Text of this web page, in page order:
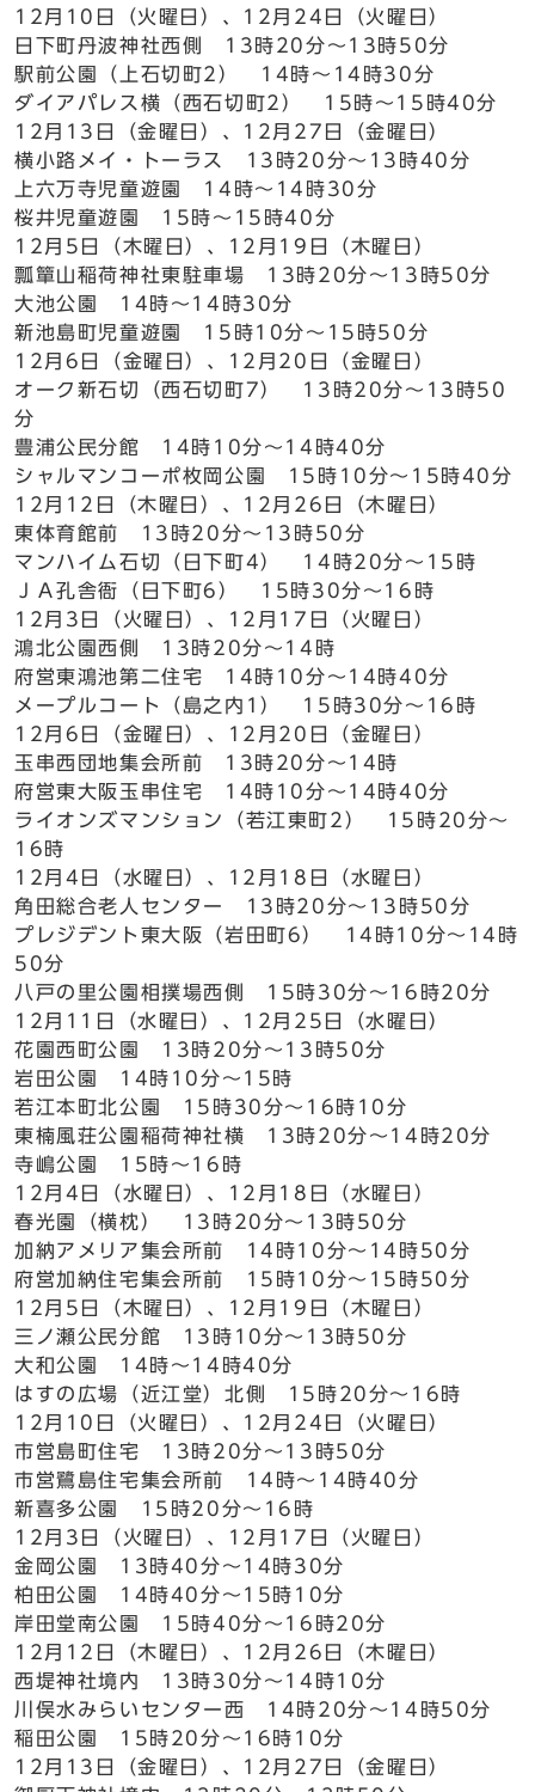
12月10日（火曜日）、12月24日（火曜日）
日下町丹波神社西側 13時20分～13時50分
駅前公園（上石切町2） 14時～14時30分
ダイアパレス横（西石切町2） 15時～15時40分
12月13日（金曜日）、12月27日（金曜日）
横小路メイ・トーラス 13時20分～13時40分
上六万寺児童遊園 14時～14時30分
桜井児童遊園 15時～15時40分
12月5日（木曜日）、12月19日（木曜日）
瓢簞山稲荷神社東駐車場 13時20分～13時50分
大池公園 14時～14時30分
新池島町児童遊園 15時10分～15時50分
12月6日（金曜日）、12月20日（金曜日）
オーク新石切（西石切町7） 13時20分～13時50
分
豊浦公民分館 14時10分～14時40分
シャルマンコーポ枚岡公園 15時10分～15時40分
12月12日（木曜日）、12月26日（木曜日）
東体育館前 13時20分～13時50分
マンハイム石切（日下町4） 14時20分～15時
ＪＡ孔舎衙（日下町6） 15時30分～16時
12月3日（火曜日）、12月17日（火曜日）
鴻北公園西側 13時20分～14時
府営東鴻池第二住宅 14時10分～14時40分
メープルコート（島之内1） 15時30分～16時
12月6日（金曜日）、12月20日（金曜日）
玉串西団地集会所前 13時20分～14時
府営東大阪玉串住宅 14時10分～14時40分
ライオンズマンション（若江東町2） 15時20分～
16時
12月4日（水曜日）、12月18日（水曜日）
角田総合老人センター 13時20分～13時50分
プレジデント東大阪（岩田町6） 14時10分～14時
50分
八戸の里公園相撲場西側 15時30分～16時20分
12月11日（水曜日）、12月25日（水曜日）
花園西町公園 13時20分～13時50分
岩田公園 14時10分～15時
若江本町北公園 15時30分～16時10分
東楠風荘公園稲荷神社横 13時20分～14時20分
寺嶋公園 15時～16時
12月4日（水曜日）、12月18日（水曜日）
春光園（横枕） 13時20分～13時50分
加納アメリア集会所前 14時10分～14時50分
府営加納住宅集会所前 15時10分～15時50分
12月5日（木曜日）、12月19日（木曜日）
三ノ瀬公民分館 13時10分～13時50分
大和公園 14時～14時40分
はすの広場（近江堂）北側 15時20分～16時
12月10日（火曜日）、12月24日（火曜日）
市営島町住宅 13時20分～13時50分
市営鷺島住宅集会所前 14時～14時40分
新喜多公園 15時20分～16時
12月3日（火曜日）、12月17日（火曜日）
金岡公園 13時40分～14時30分
柏田公園 14時40分～15時10分
岸田堂南公園 15時40分～16時20分
12月12日（木曜日）、12月26日（木曜日）
西堤神社境内 13時30分～14時10分
川俣水みらいセンター西 14時20分～14時50分
稲田公園 15時20分～16時10分
12月13日（金曜日）、12月27日（金曜日）